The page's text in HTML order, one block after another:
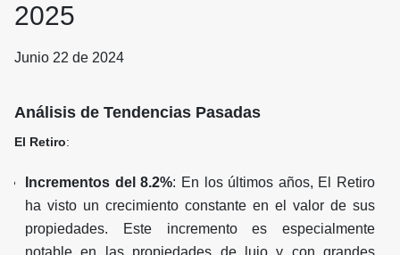
2025
Junio 22 de 2024
Análisis de Tendencias Pasadas
El Retiro:
Incrementos del 8.2%: En los últimos años, El Retiro
ha visto un crecimiento constante en el valor de sus
propiedades. Este incremento es especialmente